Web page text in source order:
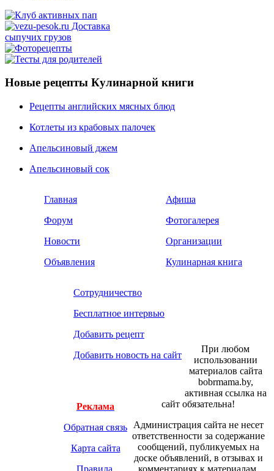
Новые рецепты Кулинарной книги
Рецепты английских мясных блюд
Котлеты из крабовых палочек
Апельсиновый джем
Апельсиновый сок
Главная
Форум
Новости
Объявления
Афиша
Фотогалерея
Организации
Кулинарная книга
Сотрудничество
Бесплатное интервью
Добавить рецепт
Добавить новость на сайт
Реклама
Обратная связь
Карта сайта
При любом
использовании
материалов сайта
bobrmama.by,
активная ссылка на
сайт обязательна!
Администрация сайта не несет
ответственности за содержание
сообщений, публикуемых на
доске объявлений, в отзывах и